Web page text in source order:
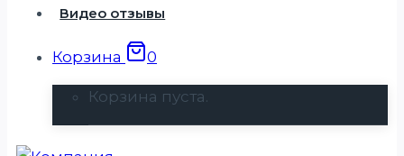
Видео отзывы
Корзина 0
Корзина пуста.